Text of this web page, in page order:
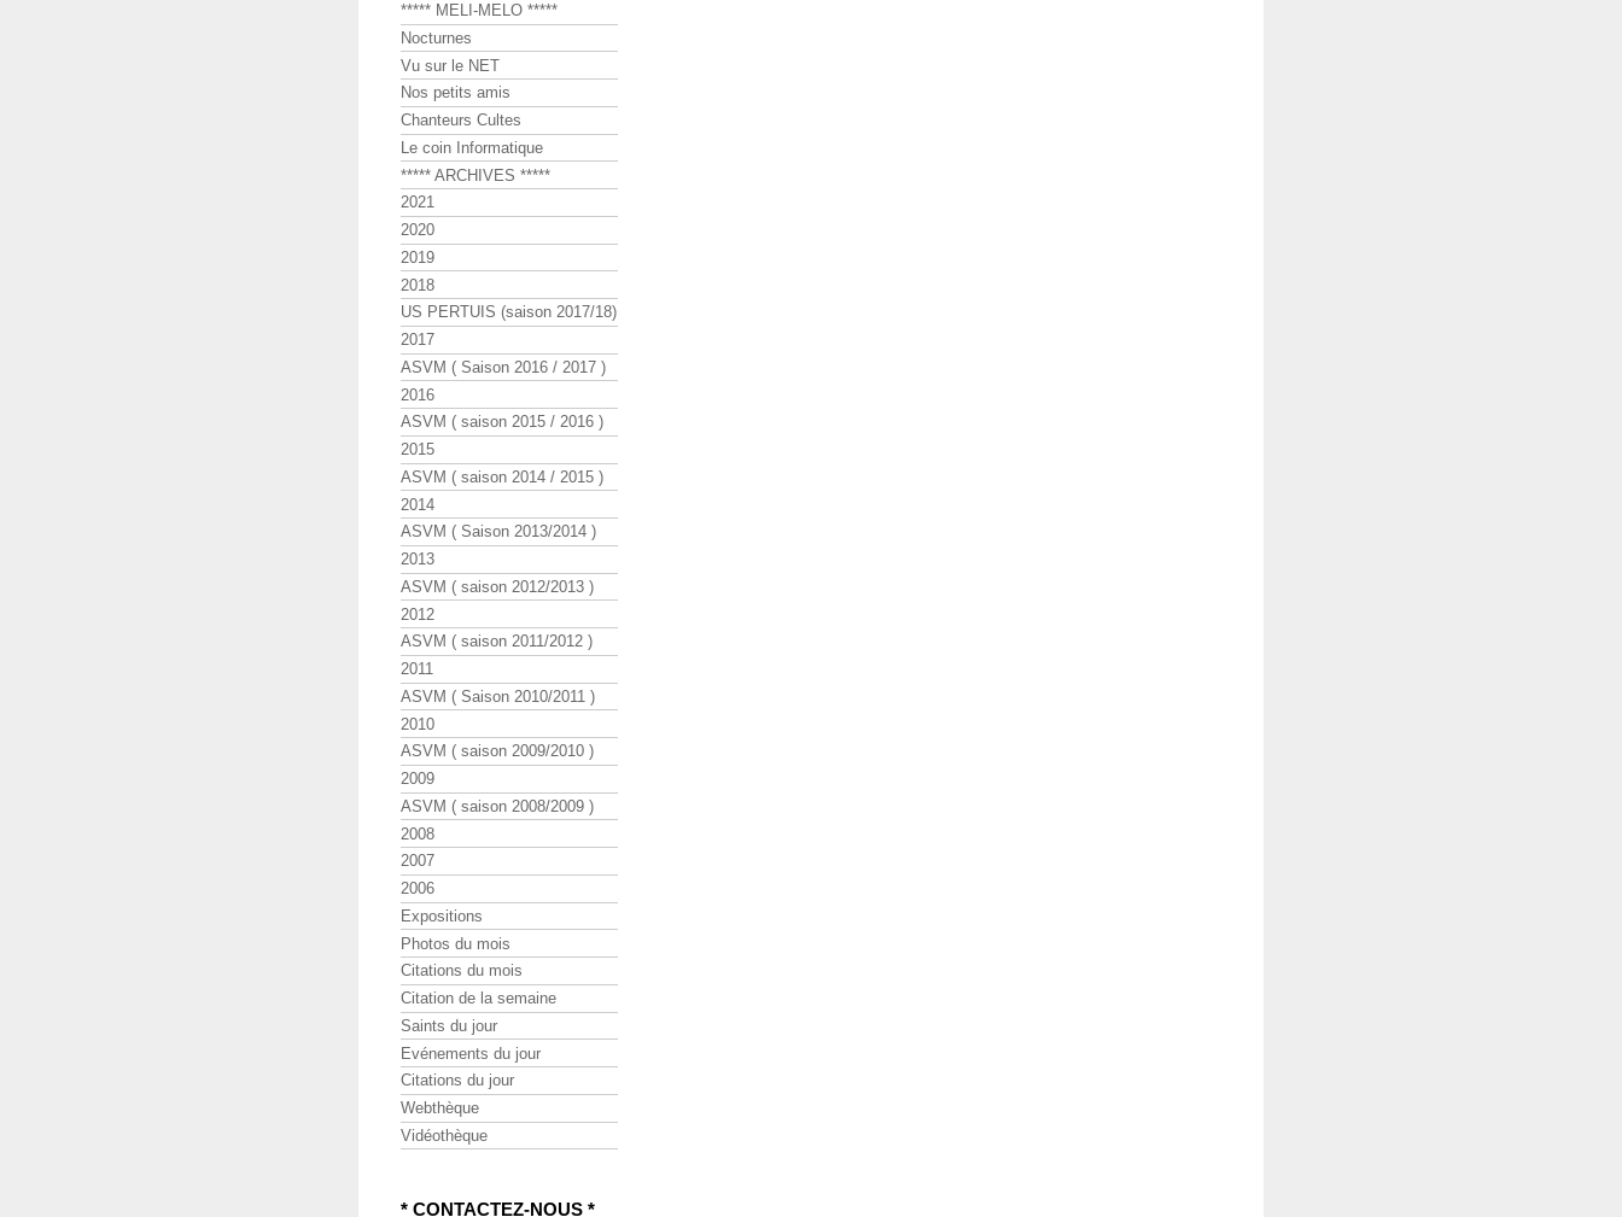
***** MELI-MELO *****
Nocturnes
Vu sur le NET
Nos petits amis
Chanteurs Cultes
Le coin Informatique
***** ARCHIVES *****
2021
2020
2019
2018
US PERTUIS (saison 2017/18)
2017
ASVM ( Saison 2016 / 2017 )
2016
ASVM ( saison 2015 / 2016 )
2015
ASVM ( saison 2014 / 2015 )
2014
ASVM ( Saison 2013/2014 )
2013
ASVM ( saison 2012/2013 )
2012
ASVM ( saison 2011/2012 )
2011
ASVM ( Saison 2010/2011 )
2010
ASVM ( saison 2009/2010 )
2009
ASVM ( saison 2008/2009 )
2008
2007
2006
Expositions
Photos du mois
Citations du mois
Citation de la semaine
Saints du jour
Evénements du jour
Citations du jour
Webthèque
Vidéothèque
* CONTACTEZ-NOUS *